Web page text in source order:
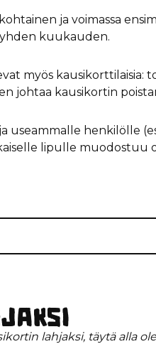
ja voimassa
kuukauden.
myös kausikorttilaisia:
johtaa kausikortin
useammalle henkilölle
lipulle muodostuu
lahjaksi, täytä alla